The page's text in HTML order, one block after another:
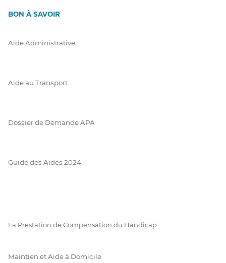
BON À SAVOIR
Aide Administrative
Aide au Transport
Dossier de Demande APA
Guide des Aides 2024
La Prestation de Compensation du Handicap
Maintien et Aide à Domicile